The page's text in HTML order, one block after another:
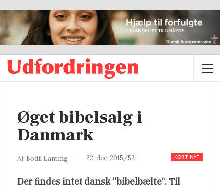
Øget bibelsalg i
Danmark
KORT NYT
Af Bodil Lanting 22. dec. 2015/52
Der findes intet dansk ”bibelbælte”. Til